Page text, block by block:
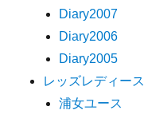
Diary2007
Diary2006
Diary2005
レッズレディース
浦女ユース